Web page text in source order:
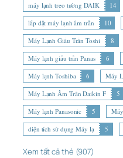
máy lạnh treo tường DAIK
14
lắp đặt máy lạnh âm trần
10
Máy Lạnh Giấu Trần Toshi
8
Máy lạnh giấu trần Panas
6
Máy lạnh Toshiba
6 Máy
Máy Lạnh Âm Trần Daikin F
5
Máy lạnh Panasonic
5
diện tích sử dụng Máy lạ
5
Xem tất cả thẻ (907)